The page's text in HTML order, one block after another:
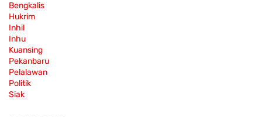
Bengkalis
Hukrim
Inhil
Inhu
Kuansing
Pekanbaru
Pelalawan
Politik
Siak